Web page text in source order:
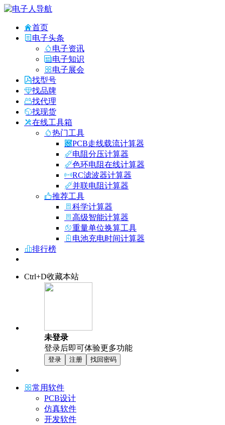
首页
电子头条
电子资讯
电子知识
电子展会
找型号
找品牌
找代理
找现货
在线工具箱
热门工具
PCB走线载流计算器
电阻分压计算器
色环电阻在线计算器
RC滤波器计算器
并联电阻计算器
推荐工具
科学计算器
高级智能计算器
重量单位换算工具
电池充电时间计算器
排行榜
Ctrl+D收藏本站
未登录
登录后即可体验更多功能
登录 注册 找回密码
常用软件
PCB设计
仿真软件
开发软件